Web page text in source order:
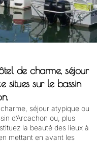
de charme, séjour
situes sur le bassin
séjour atypique ou
d’Arcachon ou, plus
la beauté des lieux à
mettant en avant les